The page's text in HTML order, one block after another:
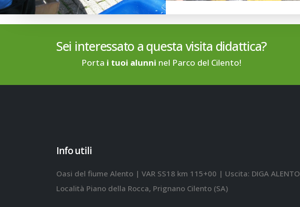
Sei interessato a questa visita didattica?
Porta i tuoi alunni nel Parco del Cilento!
Info utili
Oasi del fiume Alento | VAR SS18 km 115+00 | Uscita: DIGA ALENTO
Località Piano della Rocca, Prignano Cilento (SA)